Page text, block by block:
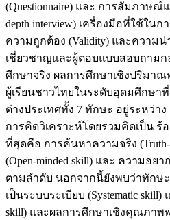
(Questionnaire) และ การสัมภาษณ์
depth interview) เครื่องมือที่ใช้ใน
ความถูกต้อง (Validity) และความน่
เชี่ยวชาญและผู้ตอบแบบสอบถาม
ศึกษาจริง ผลการศึกษาเชิงปริมา
ผู้เรียนชาวไทยในระดับอุดมศึกษา
ต่างประเทศทั้ง 7 ทักษะ อยู่ระหว่า
การคิดวิเคราะห์โดยรวมคิดเป็น
ที่สุดคือ การค้นหาความจริง (Truth-
(Open-minded skill) และ ความอยา
ตามลำดับ นอกจากนี้ยังพบว่าทัก
เป็นระบบระเบียบ (Systematic
skill) และผลการศึกษาเชิงคุณภาพ